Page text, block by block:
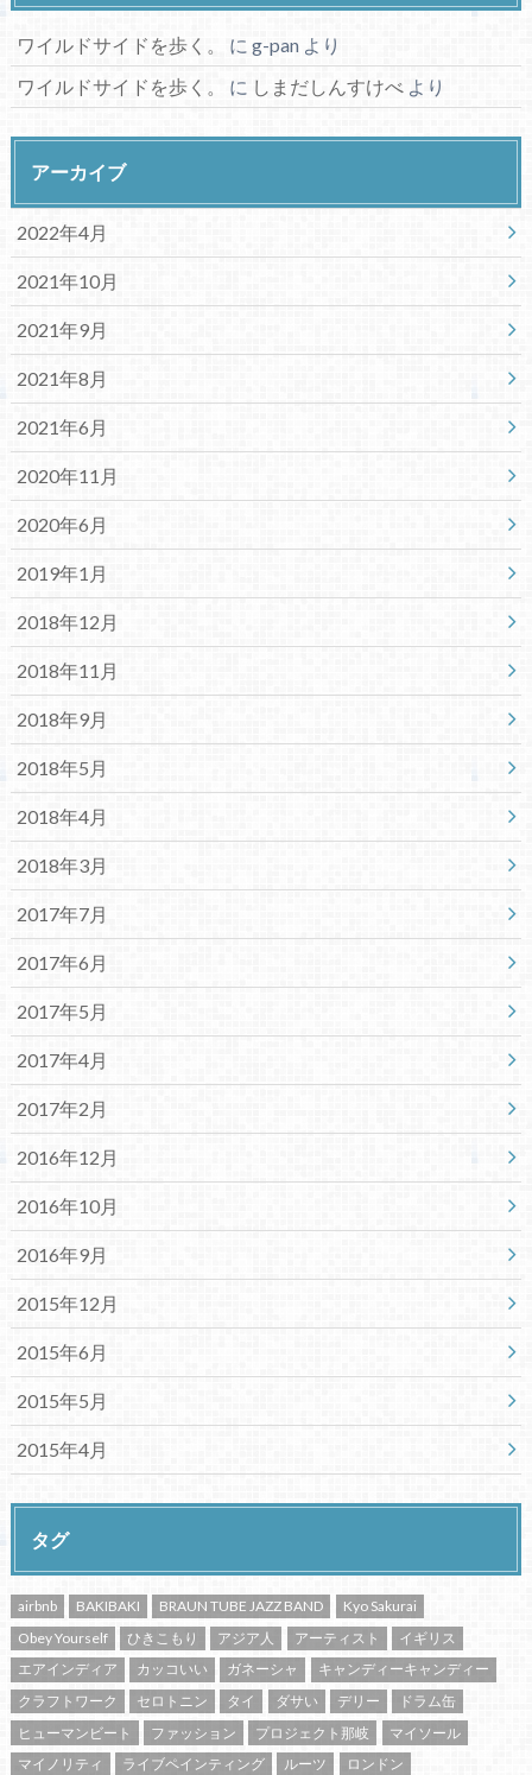
ワイルドサイドを歩く。 に g-panより
ワイルドサイドを歩く。
に しまだしんすけべより
アーカイブ
2022年4月
2021年10月
2021年9月
2021年8月
2021年6月
2020年11月
2020年6月
2019年1月
2018年12月
2018年11月
2018年9月
2018年5月
2018年4月
2018年3月
2017年7月
2017年6月
2017年5月
2017年4月
2017年2月
2016年12月
2016年10月
2016年9月
2015年12月
2015年6月
2015年5月
2015年4月
タグ
airbnb BAKIBAKI BRAUN TUBE JAZZ BAND
Kyo Sakurai
Obey Yourself
ひきこもり アジア人 アーティスト
イギリス
エアインディア
カッコいい ガネーシャ
キャンディーキャンディー
クラフトワーク
セロトニン タイ ダサい デリー
ドラム缶
ヒューマンビート
ファッション プロジェクト那岐
マイソール
マイノリティ
ライブペインティング ルーツ
ロンドン